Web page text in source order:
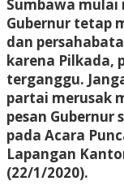
Sumbawa
Gubernur tetap
dan
karena Pilkada,
terganggu.
partai merusak
pesan
pada Acara
Lapangan
(22/1/2020).